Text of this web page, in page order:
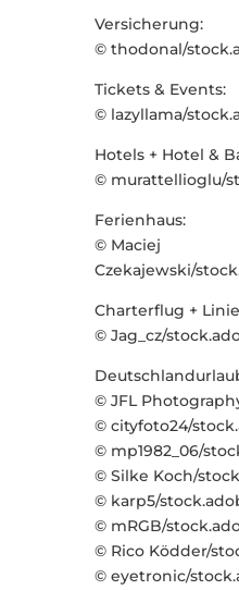
Versicherung:
© thodonal/
Tickets & Events:
© lazyllama/
Hotels + Hotel &
© murattellioglu/
Ferienhaus:
© Maciej
Czekajewski/
Charterflug +
© Jag_cz/
© JFL
© cityfoto24/
© mp1982_06/
© Silke Koch/
© karp5/
© mRGB/
© Rico Ködder/
© eyetronic/